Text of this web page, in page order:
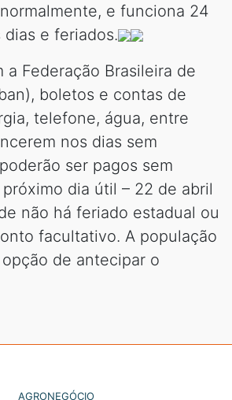
e funciona 24
e feriados.
a Federação Brasileira de
boletos e contas de
telefone, água, entre
nos dias sem
ser pagos sem
dia útil – 22 de abril
não há feriado estadual ou
facultativo. A população
de antecipar o
AGRONEGÓCIO